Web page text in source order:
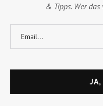
& Tipps. Wer